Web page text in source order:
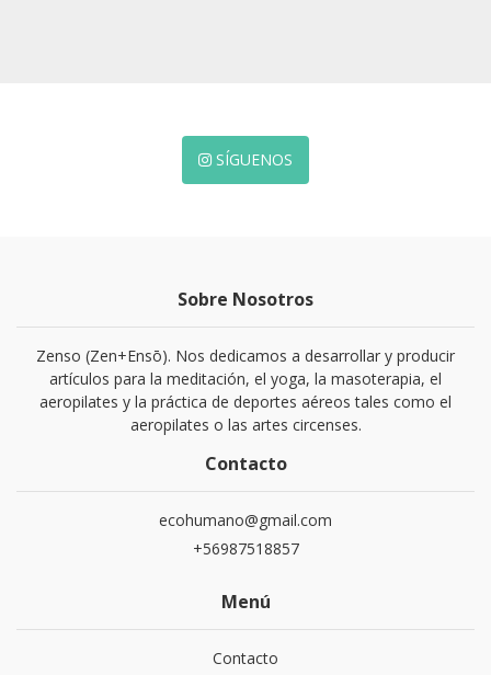
SÍGUENOS
Sobre Nosotros
Zenso (Zen+Ensō). Nos dedicamos a desarrollar y producir
artículos para la meditación, el yoga, la masoterapia, el
aeropilates y la práctica de deportes aéreos tales como el
aeropilates o las artes circenses.
Contacto
ecohumano@gmail.com
+56987518857
Menú
Contacto